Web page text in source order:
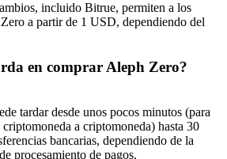
incluido Bitrue, permiten a los
a partir de 1 USD, dependiendo del
en comprar Aleph Zero?
tardar desde unos pocos minutos (para
a criptomoneda) hasta 30
bancarias, dependiendo de la
procesamiento de pagos.